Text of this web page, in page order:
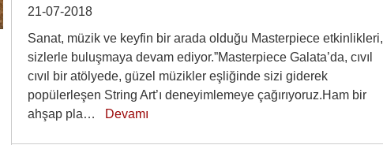
21-07-2018
Sanat, müzik ve keyfin bir arada olduğu Masterpiece etkinlikleri,
sizlerle buluşmaya devam ediyor.”Masterpiece Galata’da, cıvıl
cıvıl bir atölyede, güzel müzikler eşliğinde sizi giderek
popülerleşen String Art’ı deneyimlemeye çağırıyoruz.Ham bir
ahşap pla…
Devamı